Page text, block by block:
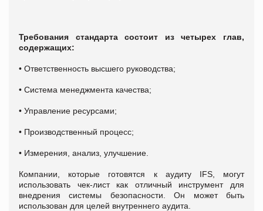
Требования стандарта состоит из четырех глав,
содержащих:
• Ответственность высшего руководства;
• Система менеджмента качества;
• Управление ресурсами;
• Производственный процесс;
• Измерения, анализ, улучшение.
Компании, которые готовятся к аудиту IFS, могут
использовать чек-лист как отличный инструмент для
внедрения системы безопасности. Он может быть
использован для целей внутреннего аудита.